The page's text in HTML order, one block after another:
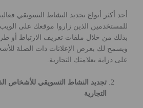
أحد أكثر أنواع تجديد النشاط التسويقي
للمستخدمين الذين زاروا موقعك على الويب
بذلك من خلال ملفات تعريف الارتباط أو
ويسمح لك بعرض الإعلانات ذات الصلة
على دراية بعلامتك التجارية.
تجديد النشاط التسويقي للأشخاص
التجارية